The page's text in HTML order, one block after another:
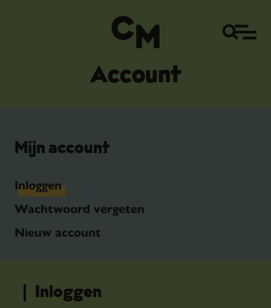
Account
Mijn account
Inloggen
Wachtwoord vergeten
Nieuw account
Inloggen